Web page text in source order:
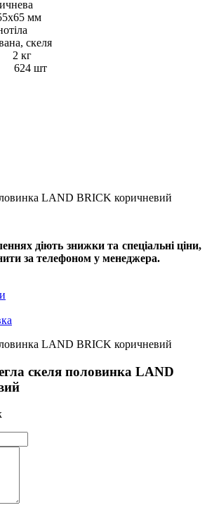
мм
скеля
2 кг
624 шт
LAND BRICK коричневий
діють знижки та спеціальні ціни,
за телефоном у менеджера.
LAND BRICK коричневий
скеля половинка LAND